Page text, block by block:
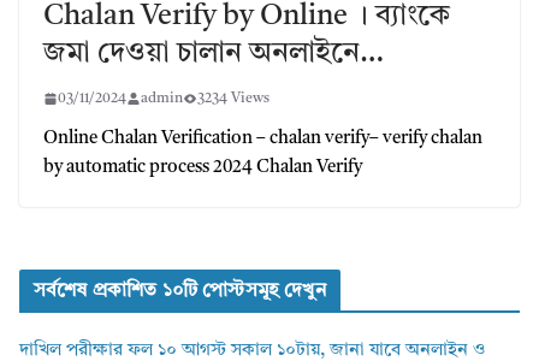
Chalan Verify by Online । ব্যাংকে
জমা দেওয়া চালান অনলাইনে…
03/11/2024 admin 3234 Views
Online Chalan Verification – chalan verify– verify chalan
by automatic process 2024 Chalan Verify
সর্বশেষ প্রকাশিত ১০টি পোস্টসমূহ দেখুন
দাখিল পরীক্ষার ফল ১০ আগস্ট সকাল ১০টায়, জানা যাবে অনলাইন ও